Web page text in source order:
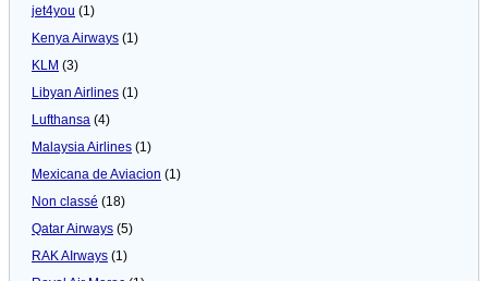
jet4you (1)
Kenya Airways (1)
KLM (3)
Libyan Airlines (1)
Lufthansa (4)
Malaysia Airlines (1)
Mexicana de Aviacion (1)
Non classé (18)
Qatar Airways (5)
RAK AIrways (1)